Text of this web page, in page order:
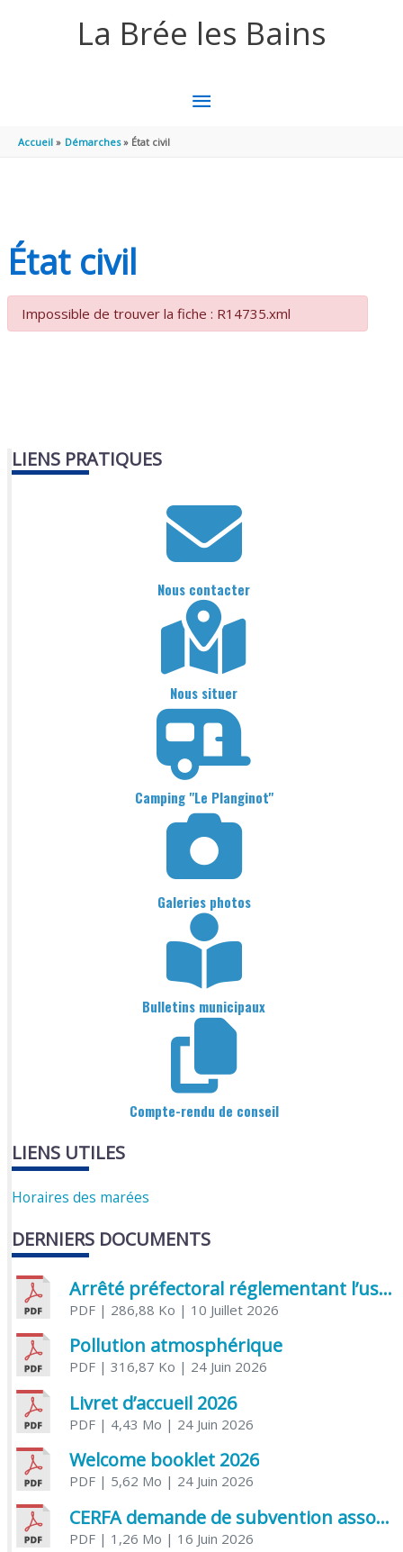
La Brée les Bains
MENU
Accueil Démarches État civil
État civil
Impossible de trouver la fiche : R14735.xml
LIENS PRATIQUES
Nous contacter
Nous situer
Camping "Le Planginot"
Galeries photos
Bulletins municipaux
Compte-rendu de conseil
LIENS UTILES
Horaires des marées
DERNIERS DOCUMENTS
Arrêté préfectoral réglementant l’usage de l’eau
PDF| 286,88 Ko | 10 Juillet 2026
Pollution atmosphérique
PDF| 316,87 Ko | 24 Juin 2026
Livret d’accueil 2026
PDF| 4,43 Mo | 24 Juin 2026
Welcome booklet 2026
PDF| 5,62 Mo | 24 Juin 2026
CERFA demande de subvention association
PDF| 1,26 Mo | 16 Juin 2026